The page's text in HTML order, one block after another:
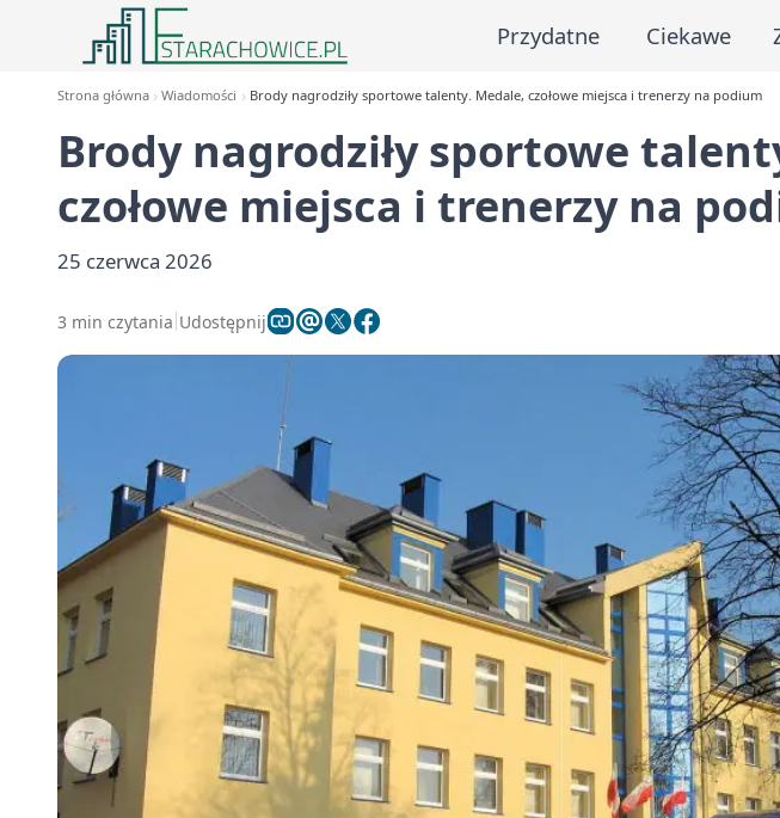
Przydatne Ciekawe
Strona główna Wiadomości Brody nagrodziły sportowe talenty. Medale, czołowe miejsca i trenerzy na podium
Brody nagrodziły sportowe
czołowe miejsca i trenerzy na
25 czerwca 2026
3 min czytania Udostępnij